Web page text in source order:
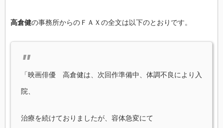
高倉健の事務所からのＦＡＸの全文は以下のとおりです。
「映画俳優 高倉健は、次回作準備中、体調不良により入
院、
治療を続けておりましたが、容体急変にて